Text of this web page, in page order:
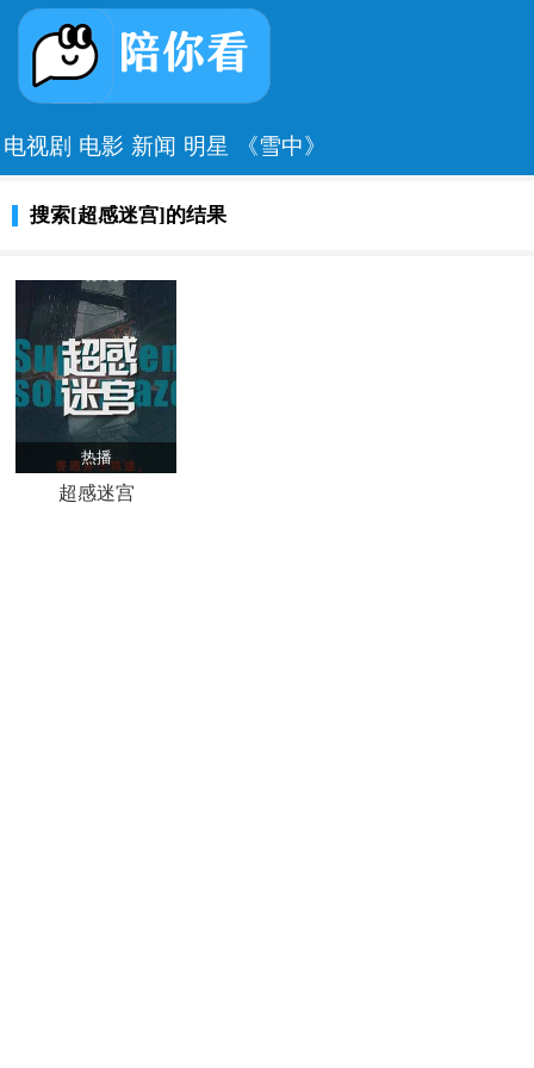
电视剧 电影 新闻 明星 《雪中》
搜索[超感迷宫]的结果
热播
超感迷宫